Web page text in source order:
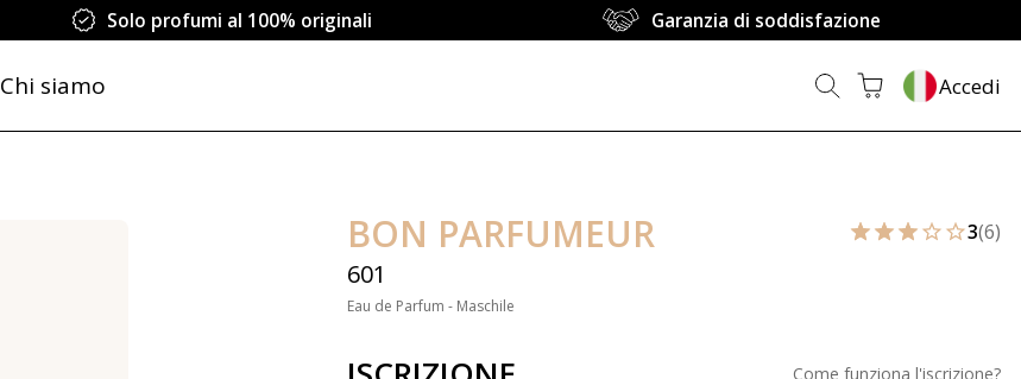
Solo profumi al 100% originali Garanzia di soddisfazione
Chi siamo Accedi
BON PARFUMEUR
601
Eau de Parfum - Maschile
3(6)
Come funziona l'iscrizione?